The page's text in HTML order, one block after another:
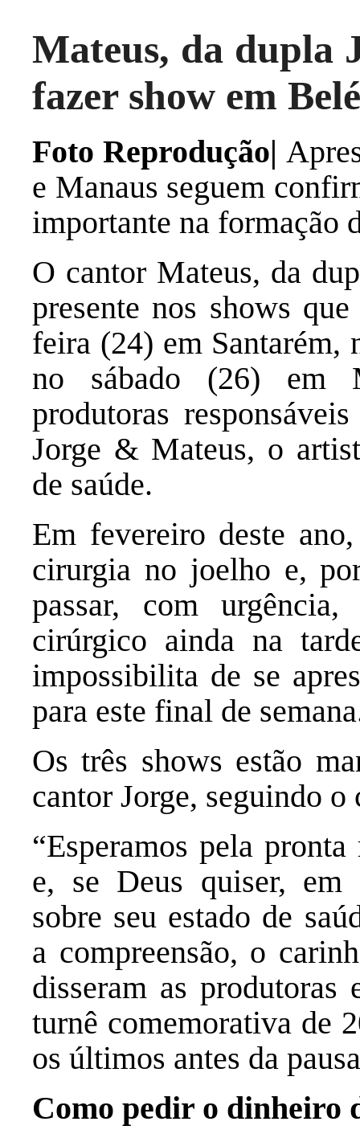
Mateus, da dupla
fazer show em
Foto Reprodução|
e Manaus seguem
importante na formação
O cantor Mateus, da
presente nos shows
feira (24) em Santarém,
no sábado (26) em
produtoras
Jorge & Mateus, o
de saúde.
Em fevereiro deste
cirurgia no joelho e,
passar, com
cirúrgico ainda na
impossibilita de se
para este final de
Os três shows estão
cantor Jorge, seguindo
“Esperamos pela
e, se Deus quiser, em
sobre seu estado de
a compreensão, o
disseram as
turnê comemorativa de
os últimos antes da
Como pedir o dinheiro